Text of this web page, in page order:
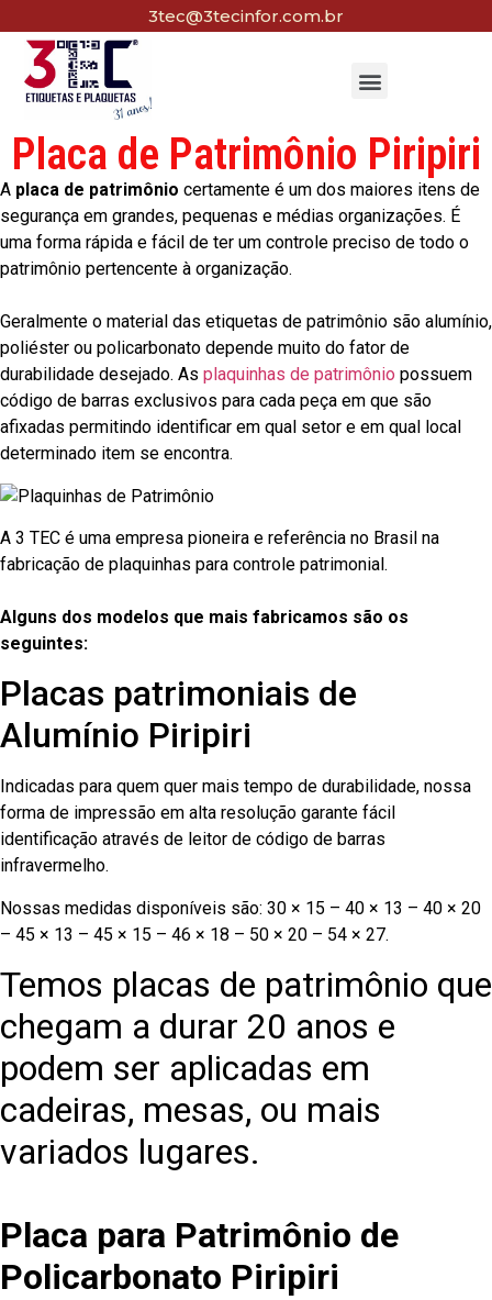
3tec@3tecinfor.com.br
Placa de Patrimônio Piripiri
A placa de patrimônio certamente é um dos maiores itens de
segurança em grandes, pequenas e médias organizações. É
uma forma rápida e fácil de ter um controle preciso de todo o
patrimônio pertencente à organização.
Geralmente o material das etiquetas de patrimônio são alumínio,
poliéster ou policarbonato depende muito do fator de
durabilidade desejado. As plaquinhas de patrimônio possuem
código de barras exclusivos para cada peça em que são
afixadas permitindo identificar em qual setor e em qual local
determinado item se encontra.
A 3 TEC é uma empresa pioneira e referência no Brasil na
fabricação de plaquinhas para controle patrimonial.
Alguns dos modelos que mais fabricamos são os
seguintes:
Placas patrimoniais de
Alumínio Piripiri
Indicadas para quem quer mais tempo de durabilidade, nossa
forma de impressão em alta resolução garante fácil
identificação através de leitor de código de barras
infravermelho.
Nossas medidas disponíveis são: 30 × 15 – 40 × 13 – 40 × 20
– 45 × 13 – 45 × 15 – 46 × 18 – 50 × 20 – 54 × 27.
Temos placas de patrimônio que
chegam a durar 20 anos e
podem ser aplicadas em
cadeiras, mesas, ou mais
variados lugares.
Placa para Patrimônio de
Policarbonato Piripiri